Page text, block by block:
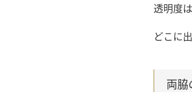
透明度
どこに
両